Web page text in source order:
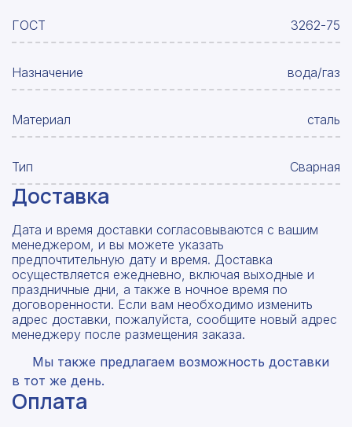
ГОСТ 3262-75
Назначение вода/газ
Материал сталь
Тип Сварная
Доставка
Дата и время доставки согласовываются с вашим
менеджером, и вы можете указать
предпочтительную дату и время. Доставка
осуществляется ежедневно, включая выходные и
праздничные дни, а также в ночное время по
договоренности. Если вам необходимо изменить
адрес доставки, пожалуйста, сообщите новый адрес
менеджеру после размещения заказа.
Мы также предлагаем возможность доставки
в тот же день.
Оплата